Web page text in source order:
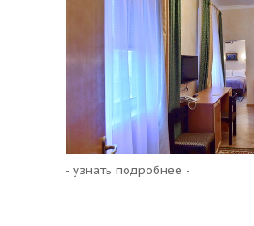
- узнать подробнее -